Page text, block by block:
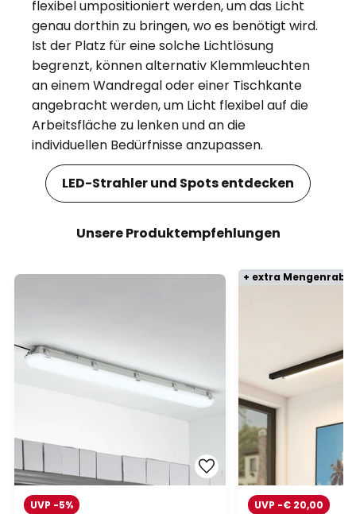
flexibel umpositioniert werden, um das Licht
genau dorthin zu bringen, wo es benötigt wird.
Ist der Platz für eine solche Lichtlösung
begrenzt, können alternativ Klemmleuchten
an einem Wandregal oder einer Tischkante
angebracht werden, um Licht flexibel auf die
Arbeitsfläche zu lenken und an die
individuellen Bedürfnisse anzupassen.
LED-Strahler und Spots entdecken
Unsere Produktempfehlungen
UVP -5%
+ extra
UVP -€ 20,00